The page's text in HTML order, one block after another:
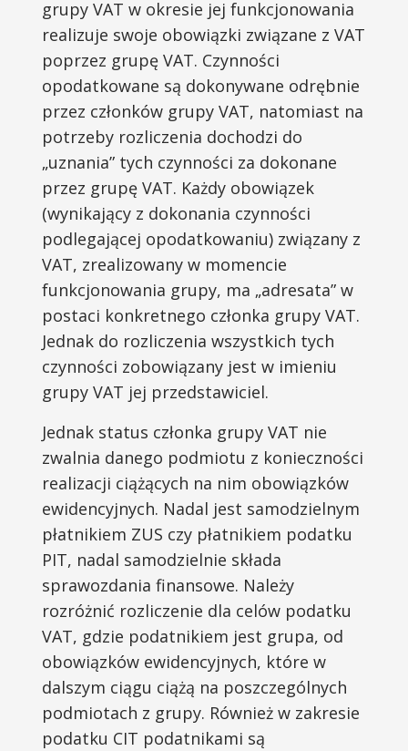
grupy VAT w okresie jej funkcjonowania
realizuje swoje obowiązki związane z VAT
poprzez grupę VAT. Czynności
opodatkowane są dokonywane odrębnie
przez członków grupy VAT, natomiast na
potrzeby rozliczenia dochodzi do
„uznania” tych czynności za dokonane
przez grupę VAT. Każdy obowiązek
(wynikający z dokonania czynności
podlegającej opodatkowaniu) związany z
VAT, zrealizowany w momencie
funkcjonowania grupy, ma „adresata” w
postaci konkretnego członka grupy VAT.
Jednak do rozliczenia wszystkich tych
czynności zobowiązany jest w imieniu
grupy VAT jej przedstawiciel.
Jednak status członka grupy VAT nie
zwalnia danego podmiotu z konieczności
realizacji ciążących na nim obowiązków
ewidencyjnych. Nadal jest samodzielnym
płatnikiem ZUS czy płatnikiem podatku
PIT, nadal samodzielnie składa
sprawozdania finansowe. Należy
rozróżnić rozliczenie dla celów podatku
VAT, gdzie podatnikiem jest grupa, od
obowiązków ewidencyjnych, które w
dalszym ciągu ciążą na poszczególnych
podmiotach z grupy. Również w zakresie
podatku CIT podatnikami są